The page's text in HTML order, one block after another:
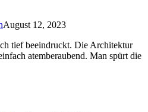
August 12, 2023
tief beeindruckt. Die Architektur
atemberaubend. Man spürt die